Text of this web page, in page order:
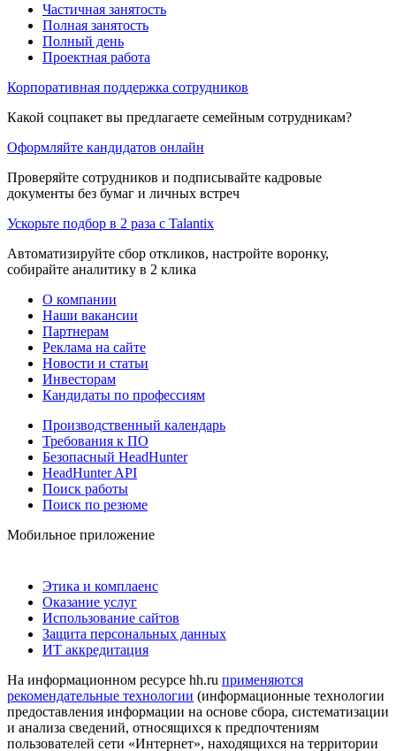
Частичная занятость
Полная занятость
Полный день
Проектная работа
Корпоративная поддержка сотрудников
Какой соцпакет вы предлагаете семейным сотрудникам?
Оформляйте кандидатов онлайн
Проверяйте сотрудников и подписывайте кадровые
документы без бумаг и личных встреч
Ускорьте подбор в 2 раза с Talantix
Автоматизируйте сбор откликов, настройте воронку,
собирайте аналитику в 2 клика
О компании
Наши вакансии
Партнерам
Реклама на сайте
Новости и статьи
Инвесторам
Кандидаты по профессиям
Производственный календарь
Требования к ПО
Безопасный HeadHunter
HeadHunter API
Поиск работы
Поиск по резюме
Мобильное приложение
Этика и комплаенс
Оказание услуг
Использование сайтов
Защита персональных данных
ИТ аккредитация
На информационном ресурсе hh.ru применяются
рекомендательные технологии (информационные технологии
предоставления информации на основе сбора, систематизации
и анализа сведений, относящихся к предпочтениям
пользователей сети «Интернет», находящихся на территории